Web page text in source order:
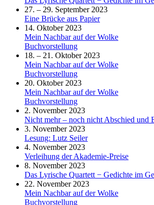
27. – 29. September 2023
Eine Brücke aus Papier
14. Oktober 2023
Mein Nachbar auf der Wolke
Buchvorstellung
18. – 21. Oktober 2023
Mein Nachbar auf der Wolke
Buchvorstellung
20. Oktober 2023
Mein Nachbar auf der Wolke
Buchvorstellung
2. November 2023
Nicht mehr – noch nicht Abschied und
3. November 2023
Lesung: Lutz Seiler
4. November 2023
Verleihung der Akademie-Preise
8. November 2023
Das Lyrische Quartett − Gedichte im
22. November 2023
Mein Nachbar auf der Wolke
Buchvorstellung